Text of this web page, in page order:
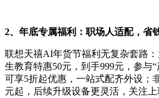
2、年底专属福利：职场人适配，省
联想天禧AI年货节福利无复杂套路
生教育特惠50元，到手999元，参与
可享5折起优惠，一站式配齐外设；
元起，后续升级设备更灵活，关注